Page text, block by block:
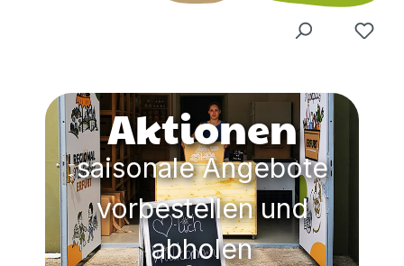
Aktionen
saisonale Angebote
vorbestellen und
abholen